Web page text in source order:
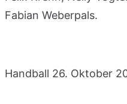
Fabian Weberpals.
Handball 26. Oktober